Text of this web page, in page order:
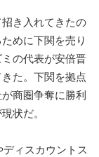
き入れてきたの
めに下関を売り
の代表が安倍晋
た。下関を拠点
商圏争奪に勝利
状だ。
ィスカウントス